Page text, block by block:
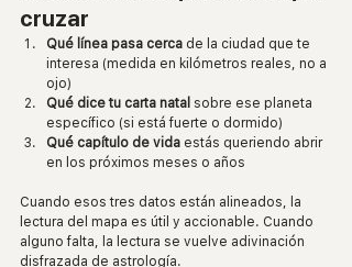
cruzar
Qué línea pasa cerca de la ciudad que te
interesa (medida en kilómetros reales, no a
ojo)
Qué dice tu carta natal sobre ese planeta
específico (si está fuerte o dormido)
Qué capítulo de vida estás queriendo abrir
en los próximos meses o años
Cuando esos tres datos están alineados, la
lectura del mapa es útil y accionable. Cuando
alguno falta, la lectura se vuelve adivinación
disfrazada de astrología.